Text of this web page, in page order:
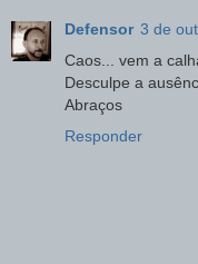
Defensor 3 de
Caos... vem a
Desculpe a
Abraços
Responder